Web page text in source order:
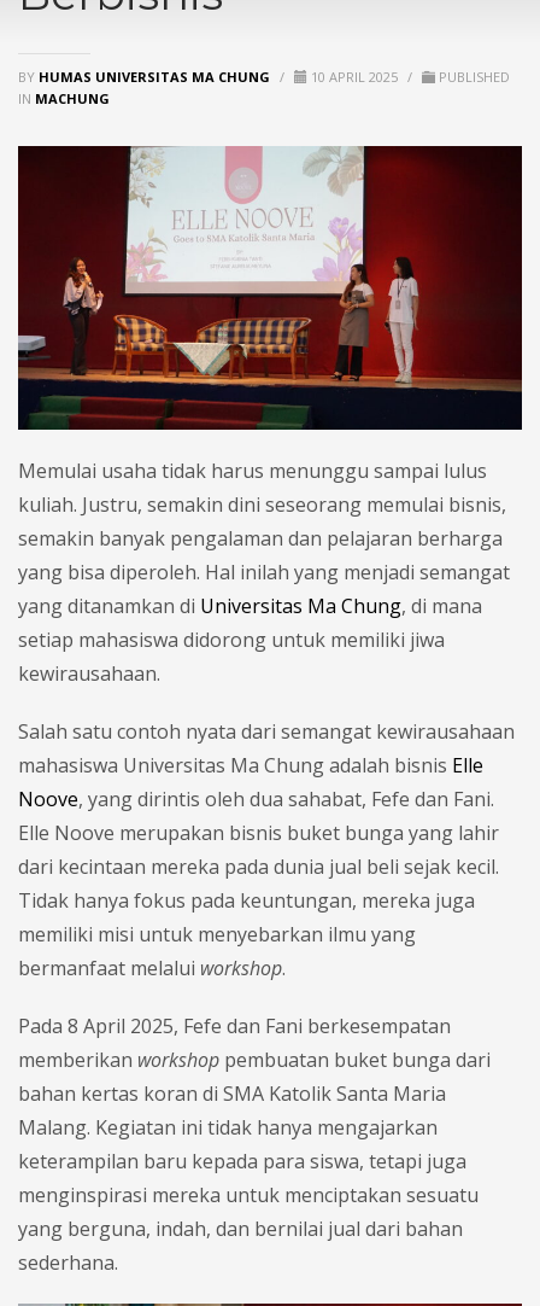
BY HUMAS UNIVERSITAS MA CHUNG / 10 APRIL 2025 /
PUBLISHED
IN MACHUNG
Memulai usaha tidak harus menunggu sampai lulus
kuliah. Justru, semakin dini seseorang memulai bisnis,
semakin banyak pengalaman dan pelajaran berharga
yang bisa diperoleh. Hal inilah yang menjadi semangat
yang ditanamkan di Universitas Ma Chung, di mana
setiap mahasiswa didorong untuk memiliki jiwa
kewirausahaan.
Salah satu contoh nyata dari semangat kewirausahaan
mahasiswa Universitas Ma Chung adalah bisnis Elle
Noove, yang dirintis oleh dua sahabat, Fefe dan Fani.
Elle Noove merupakan bisnis buket bunga yang lahir
dari kecintaan mereka pada dunia jual beli sejak kecil.
Tidak hanya fokus pada keuntungan, mereka juga
memiliki misi untuk menyebarkan ilmu yang
bermanfaat melalui workshop.
Pada 8 April 2025, Fefe dan Fani berkesempatan
memberikan workshop pembuatan buket bunga dari
bahan kertas koran di SMA Katolik Santa Maria
Malang. Kegiatan ini tidak hanya mengajarkan
keterampilan baru kepada para siswa, tetapi juga
menginspirasi mereka untuk menciptakan sesuatu
yang berguna, indah, dan bernilai jual dari bahan
sederhana.